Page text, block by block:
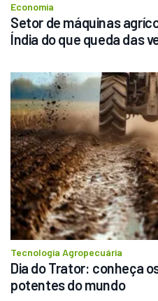
Economia
Setor de máquinas
Índia do que queda das
Tecnologia Agropecuária
Dia do Trator: conheça
potentes do mundo